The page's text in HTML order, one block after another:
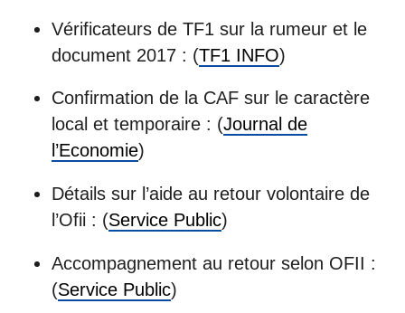
Vérificateurs de TF1 sur la rumeur et le
document 2017 : (TF1 INFO)
Confirmation de la CAF sur le caractère
local et temporaire : (Journal de
l’Economie)
Détails sur l’aide au retour volontaire de
l’Ofii : (Service Public)
Accompagnement au retour selon OFII :
(Service Public)